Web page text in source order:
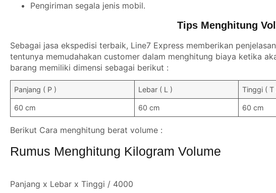
Pengiriman segala jenis mobil.
Tips Menghitung
Sebagai jasa ekspedisi terbaik, Line7 Express memberikan
tentunya memudahakan customer dalam menghitung biaya ketika
barang memiliki dimensi sebagai berikut :
Panjang ( P ) Lebar ( L ) Tinggi ( T
60 cm 60 cm 60 cm
Berikut Cara menghitung berat volume :
Rumus Menghitung Kilogram Volume
Panjang x Lebar x Tinggi / 4000